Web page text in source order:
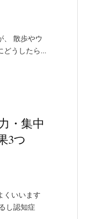
、 散歩やウ
どうしたら...
・集中
3つ
くいいます
し認知症